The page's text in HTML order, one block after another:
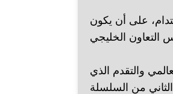
على أن يكون
والتقدم الذي
من السلسلة